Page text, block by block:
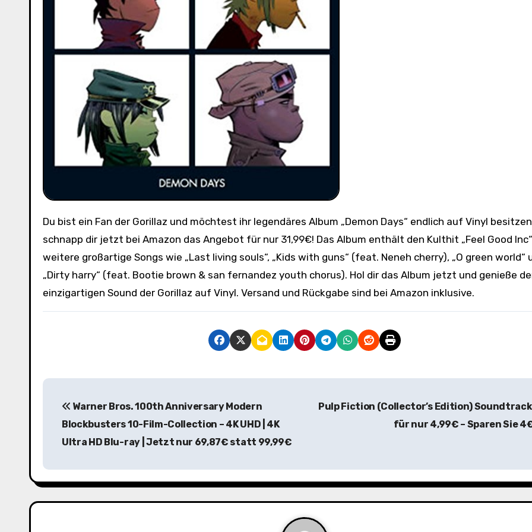
Du bist ein Fan der Gorillaz und möchtest ihr legendäres Album „Demon Days“ endlich auf Vinyl besitzen? Dann
schnapp dir jetzt bei Amazon das Angebot für nur 31,99€! Das Album enthält den Kulthit „Feel Good
weitere großartige Songs wie „Last living souls“, „Kids with guns“ (feat. Neneh cherry), „O green world“
„Dirty harry“ (feat. Bootie brown & san fernandez youth chorus). Hol dir das Album jetzt und genieße
einzigartigen Sound der Gorillaz auf Vinyl. Versand und Rückgabe sind bei Amazon inklusive.
B
t
r
Warner Bros. 100th Anniversary Modern
Blockbusters 10-Film-Collection – 4K UHD | 4K
Ultra HD Blu-ray | Jetzt nur 69,87€ statt 99,99€
Pulp Fiction (Collector’s Edition) Soundtrack
für nur 4,99€ – Sparen Sie